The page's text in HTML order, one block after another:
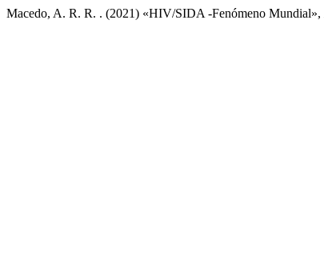
Macedo, A. R. R. . (2021) «HIV/SIDA -Fenómeno Mundial»,